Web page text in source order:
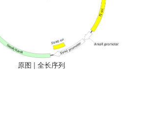
原图 | 全长序列